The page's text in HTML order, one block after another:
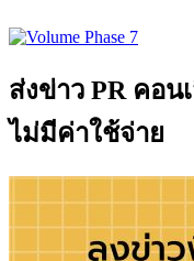
ส่งข่าว PR คอน
ไม่มีค่าใช้จ่าย